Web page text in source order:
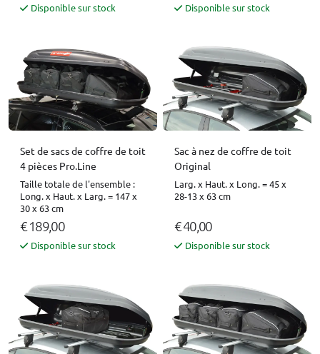
Disponible sur stock Disponible sur stock
Set de sacs de coffre de toit
4 pièces Pro.Line
Taille totale de l'ensemble :
Long. x Haut. x Larg. = 147 x
30 x 63 cm
€ 189,00
Disponible sur stock
Sac à nez de coffre de toit
Original
Larg. x Haut. x Long. = 45 x
28-13 x 63 cm
€ 40,00
Disponible sur stock